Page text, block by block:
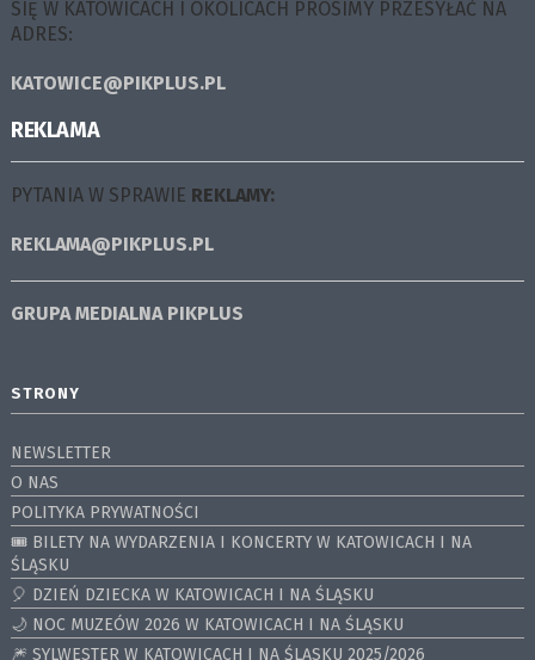
SIĘ W KATOWICACH I OKOLICACH PROSIMY PRZESYŁAĆ NA
ADRES:
KATOWICE@PIKPLUS.PL
REKLAMA
PYTANIA W SPRAWIE REKLAMY:
REKLAMA@PIKPLUS.PL
GRUPA MEDIALNA PIKPLUS
STRONY
NEWSLETTER
O NAS
POLITYKA PRYWATNOŚCI
🎟️ BILETY NA WYDARZENIA I KONCERTY W KATOWICACH I NA
ŚLĄSKU
🎈 DZIEŃ DZIECKA W KATOWICACH I NA ŚLĄSKU
🌙 NOC MUZEÓW 2026 W KATOWICACH I NA ŚLĄSKU
🎆 SYLWESTER W KATOWICACH I NA ŚLĄSKU 2025/2026